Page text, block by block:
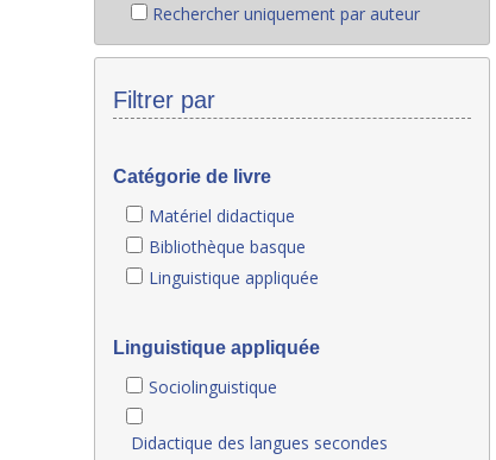
Rechercher uniquement par auteur
Filtrer par
Catégorie de livre
Matériel didactique
Bibliothèque basque
Linguistique appliquée
Linguistique appliquée
Sociolinguistique
Didactique des langues secondes